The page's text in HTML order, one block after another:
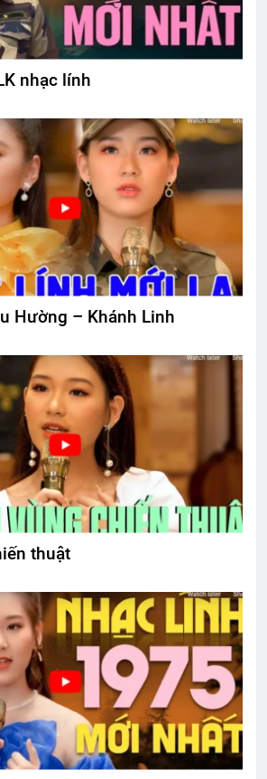
nhạc lính
Hường – Khánh Linh
thuật